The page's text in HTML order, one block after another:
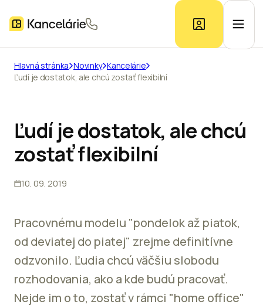
Ponuka kancelárií
Prieskum trhu
Kontakt
Hlavná stránka Novinky Kancelárie
Ľudí je dostatok, ale chcú zostať flexibilní
Ľudí je dostatok, ale chcú
zostať flexibilní
10. 09. 2019
Pracovnému modelu "pondelok až piatok,
od deviatej do piatej" zrejme definitívne
odzvonilo. Ľudia chcú väčšiu slobodu
rozhodovania, ako a kde budú pracovať.
Nejde im o to, zostať v rámci "home office"